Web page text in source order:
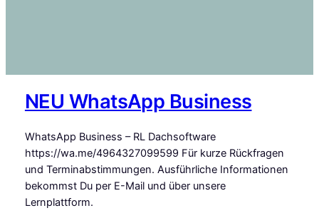
NEU WhatsApp Business
WhatsApp Business – RL Dachsoftware
https://wa.me/4964327099599 Für kurze Rückfragen
und Terminabstimmungen. Ausführliche Informationen
bekommst Du per E-Mail und über unsere
Lernplattform.